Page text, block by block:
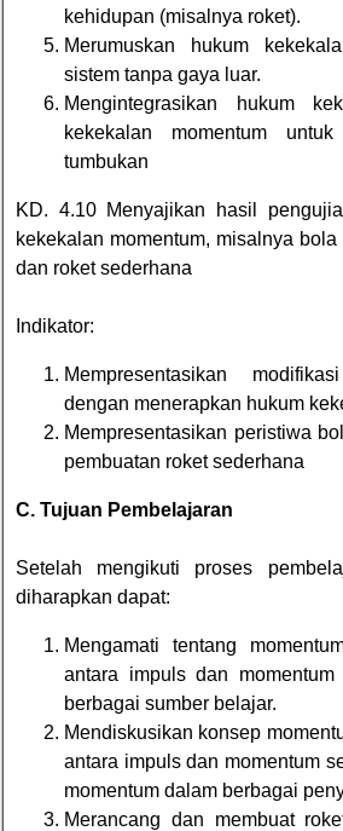
kehidupan (misalnya roket).
Merumuskan hukum
sistem tanpa gaya luar.
Mengintegrasikan hukum
kekekalan momentum
tumbukan
KD. 4.10 Menyajikan hasil
kekekalan momentum, misalnya
dan roket sederhana
Indikator:
Mempresentasikan
dengan menerapkan hukum
Mempresentasikan peristiwa
pembuatan roket sederhana
C. Tujuan Pembelajaran
Setelah mengikuti proses
diharapkan dapat:
Mengamati tentang
antara impuls dan
berbagai sumber belajar.
Mendiskusikan konsep
antara impuls dan momentum
momentum dalam berbagai
Merancang dan membuat